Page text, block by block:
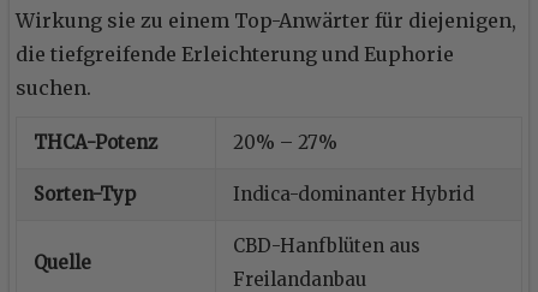
Wirkung sie zu einem Top-Anwärter für diejenigen,
die tiefgreifende Erleichterung und Euphorie
suchen.
THCA-Potenz 20% – 27%
Sorten-Typ Indica-dominanter Hybrid
Quelle
CBD-Hanfblüten aus
Freilandanbau